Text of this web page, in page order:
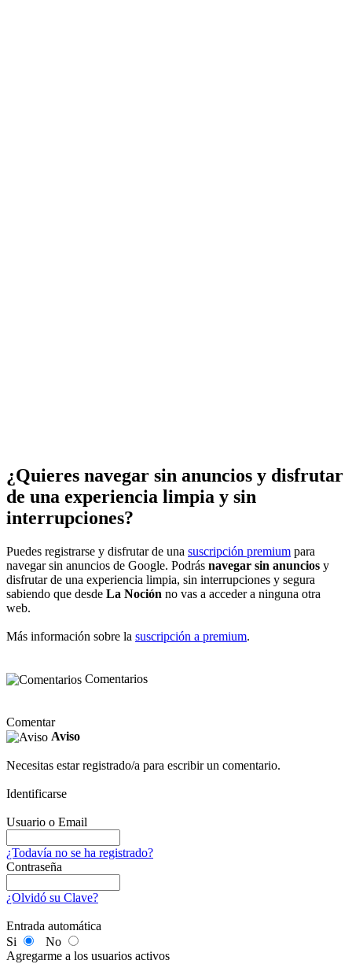
¿Quieres navegar sin anuncios y disfrutar
de una experiencia limpia y sin
interrupciones?
Puedes registrarse y disfrutar de una suscripción premium para
navegar sin anuncios de Google. Podrás navegar sin anuncios y
disfrutar de una experiencia limpia, sin interrupciones y segura
sabiendo que desde La Noción no vas a acceder a ninguna otra
web.
Más información sobre la suscripción a premium.
Comentarios
Comentar
Aviso
Necesitas estar registrado/a para escribir un comentario.
Identificarse
Usuario o Email
¿Todavía no se ha registrado?
Contraseña
¿Olvidó su Clave?
Entrada automática
Si
No
Agregarme a los usuarios activos